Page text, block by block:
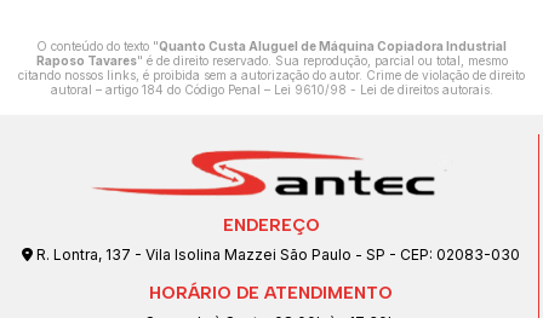
O conteúdo do texto "Quanto Custa Aluguel de Máquina Copiadora Industrial
Raposo Tavares" é de direito reservado. Sua reprodução, parcial ou total, mesmo
citando nossos links, é proibida sem a autorização do autor. Crime de violação de direito
autoral – artigo 184 do Código Penal – Lei 9610/98 - Lei de direitos autorais.
ENDEREÇO
R. Lontra, 137 - Vila Isolina Mazzei São Paulo - SP - CEP: 02083-030
HORÁRIO DE ATENDIMENTO